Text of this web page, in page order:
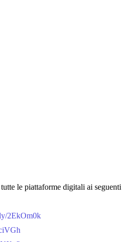
le piattaforme digitali ai seguenti
2EkOm0k